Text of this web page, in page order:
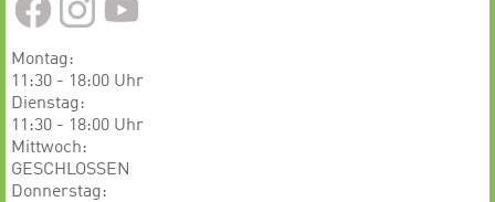
Montag:
11:30 - 18:00 Uhr
Dienstag:
11:30 - 18:00 Uhr
Mittwoch:
GESCHLOSSEN
​​​​​​Donnerstag: